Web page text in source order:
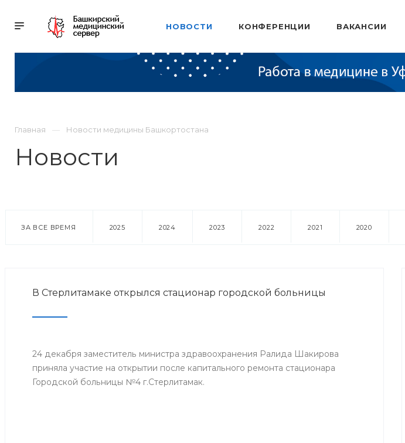
НОВОСТИ КОНФЕРЕНЦИИ ВАКАНСИИ
Главная Новости медицины Башкортостана
Новости
ЗА ВСЕ ВРЕМЯ 2025 2024 2023 2022 2021 2020
В Стерлитамаке открылся стационар городской больницы
24 декабря заместитель министра здравоохранения Ралида Шакирова
приняла участие на открытии после капитального ремонта стационара
Городской больницы №4 г.Стерлитамак.